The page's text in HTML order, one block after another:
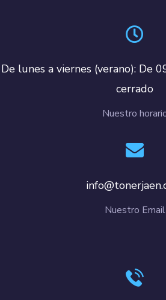
De lunes a viernes (verano): De
cerrado
Nuestro
Nuestro Email